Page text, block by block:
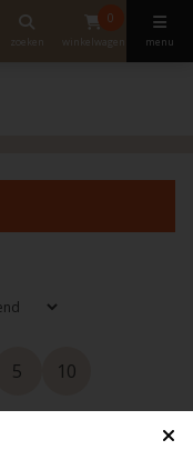
zoeken
0
winkelwagen menu
5 10